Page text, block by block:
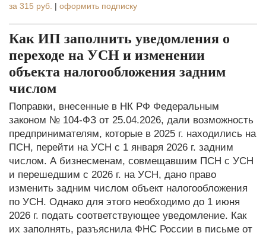
за 315 руб. | оформить подписку
Как ИП заполнить уведомления о
переходе на УСН и изменении
объекта налогообложения задним
числом
Поправки, внесенные в НК РФ Федеральным
законом № 104-ФЗ от 25.04.2026, дали возможность
предпринимателям, которые в 2025 г. находились на
ПСН, перейти на УСН с 1 января 2026 г. задним
числом. А бизнесменам, совмещавшим ПСН с УСН
и перешедшим с 2026 г. на УСН, дано право
изменить задним числом объект налогообложения
по УСН. Однако для этого необходимо до 1 июня
2026 г. подать соответствующее уведомление. Как
их заполнять, разъяснила ФНС России в письме от